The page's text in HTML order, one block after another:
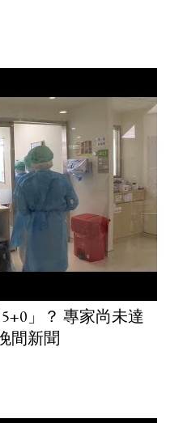
」？ 專家尚未達
間新聞